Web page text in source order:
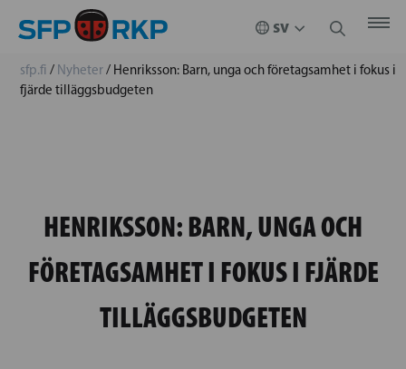
sfp.fi / Nyheter/ Henriksson: Barn, unga och företagsamhet i fokus i
fjärde tilläggsbudgeten
HENRIKSSON: BARN, UNGA OCH
FÖRETAGSAMHET I FOKUS I FJÄRDE
TILLÄGGSBUDGETEN